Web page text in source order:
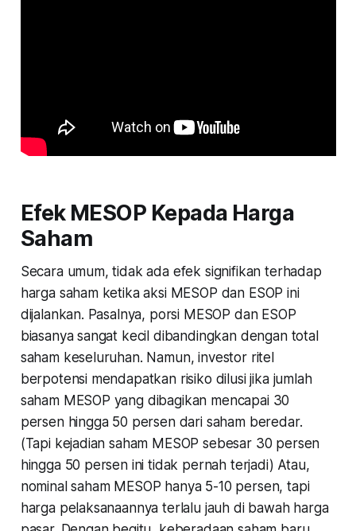
Efek MESOP Kepada Harga
Saham
Secara umum, tidak ada efek signifikan terhadap
harga saham ketika aksi MESOP dan ESOP ini
dijalankan. Pasalnya, porsi MESOP dan ESOP
biasanya sangat kecil dibandingkan dengan total
saham keseluruhan. Namun, investor ritel
berpotensi mendapatkan risiko dilusi jika jumlah
saham MESOP yang dibagikan mencapai 30
persen hingga 50 persen dari saham beredar.
(Tapi kejadian saham MESOP sebesar 30 persen
hingga 50 persen ini tidak pernah terjadi) Atau,
nominal saham MESOP hanya 5-10 persen, tapi
harga pelaksanaannya terlalu jauh di bawah harga